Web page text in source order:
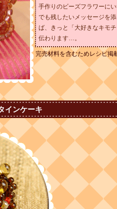
手作りのビーズフラワーに
でも残したいメッセージを
ば、きっと「大好きなキモ
伝わります…。
完売材料を含むためレシピ掲
インケーキ